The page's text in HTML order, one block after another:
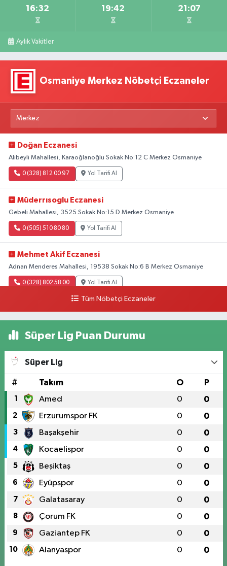
16:32 19:42 21:07
Aylık Vakitler
Osmaniye Merkez Nöbetçi Eczaneler
Doğan Eczanesi
Alibeyli Mahallesi, Karaoğlanoğlu Sokak No:12 C Merkez Osmaniye
0 (328) 812 00 97 Yol Tarifi Al
Müderrısoglu Eczanesi
Gebeli Mahallesi, 3525.Sokak No:15 D Merkez Osmaniye
0 (505) 510 80 80 Yol Tarifi Al
Mehmet Akif Eczanesi
Adnan Menderes Mahallesi, 19538 Sokak No:6 B Merkez Osmaniye
0 (328) 802 58 00 Yol Tarifi Al
Tüm Nöbetçi Eczaneler
Süper Lig Puan Durumu
Süper Lig
# Takım O P
1 Amed 0 0
2 Erzurumspor FK 0 0
3 Başakşehir 0 0
4 Kocaelispor 0 0
5 Beşiktaş 0 0
6 Eyüpspor 0 0
7 Galatasaray 0 0
8 Çorum FK 0 0
9 Gaziantep FK 0 0
10 Alanyaspor 0 0